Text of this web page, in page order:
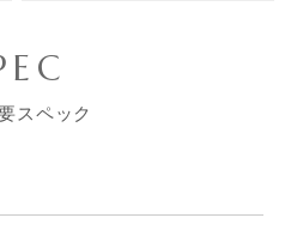
スペック